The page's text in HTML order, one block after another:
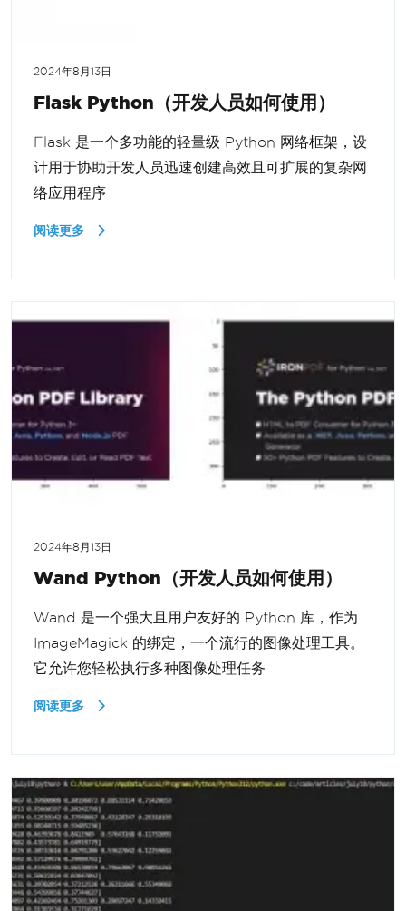
2024年8月13日
Flask Python（开发人员如何使用）
Flask 是一个多功能的轻量级 Python 网络框架，设
计用于协助开发人员迅速创建高效且可扩展的复杂网
络应用程序
阅读更多
2024年8月13日
Wand Python（开发人员如何使用）
Wand 是一个强大且用户友好的 Python 库，作为
ImageMagick 的绑定，一个流行的图像处理工具。
它允许您轻松执行多种图像处理任务
阅读更多